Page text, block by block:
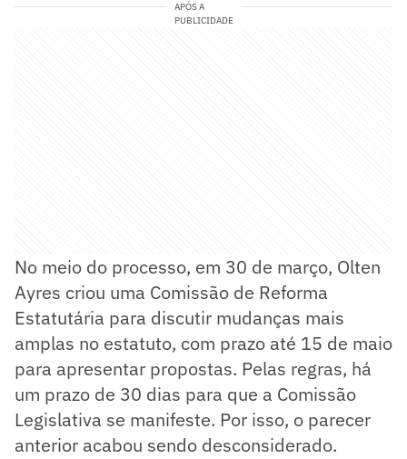
APÓS A
PUBLICIDADE
No meio do processo, em 30 de março, Olten
Ayres criou uma Comissão de Reforma
Estatutária para discutir mudanças mais
amplas no estatuto, com prazo até 15 de maio
para apresentar propostas. Pelas regras, há
um prazo de 30 dias para que a Comissão
Legislativa se manifeste. Por isso, o parecer
anterior acabou sendo desconsiderado.